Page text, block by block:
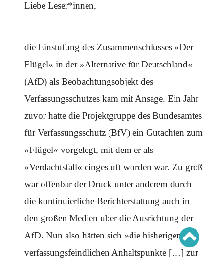
Schwerpunkt AFD-Verbot
Schwerpunkt zur USA und Faschist Trump
Schwerpunkt »Identitäre Bewegung«
Schwerpunkt NSU
Schwerpunkt »Reichsbürger«
Schwerpunkt NPD
Ausgabe 221
Ausgabe 219
Ausgabe 218
Ausgabe 217
Ausgabe 216
Liebe Leser*innen,
die Einstufung des Zusammenschlusses »Der
Flügel« in der »Alternative für Deutschland«
(AfD) als Beobachtungsobjekt des
Verfassungsschutzes kam mit Ansage. Ein Jahr
zuvor hatte die Projektgruppe des Bundesamtes
für Verfassungsschutz (BfV) ein Gutachten zum
»Flügel« vorgelegt, mit dem er als
»Verdachtsfall« eingestuft worden war. Zu groß
war offenbar der Druck unter anderem durch
die kontinuierliche Berichterstattung auch in
den großen Medien über die Ausrichtung der
AfD. Nun also hätten sich »die bisherigen
verfassungsfeindlichen Anhaltspunkte […] zur